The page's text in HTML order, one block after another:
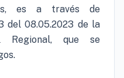
es a través de
del 08.05.2023 de la
Regional, que se